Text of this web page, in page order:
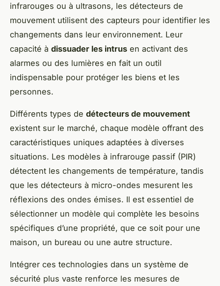
infrarouges ou à ultrasons, les détecteurs de
mouvement utilisent des capteurs pour identifier les
changements dans leur environnement. Leur
capacité à dissuader les intrus en activant des
alarmes ou des lumières en fait un outil
indispensable pour protéger les biens et les
personnes.
Différents types de détecteurs de mouvement
existent sur le marché, chaque modèle offrant des
caractéristiques uniques adaptées à diverses
situations. Les modèles à infrarouge passif (PIR)
détectent les changements de température, tandis
que les détecteurs à micro-ondes mesurent les
réflexions des ondes émises. Il est essentiel de
sélectionner un modèle qui complète les besoins
spécifiques d’une propriété, que ce soit pour une
maison, un bureau ou une autre structure.
Intégrer ces technologies dans un système de
sécurité plus vaste renforce les mesures de